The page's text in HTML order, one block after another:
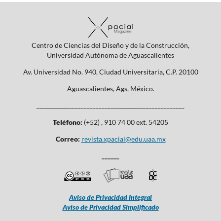
Centro de Ciencias del Diseño y de la Construcción,
Universidad Autónoma de Aguascalientes
Av. Universidad No. 940, Ciudad Universitaria, C.P. 20100
Aguascalientes, Ags, México.
Teléfono: (+52) , 910 74 00 ext. 54205
Correo: revista.xpacial@edu.uaa.mx
Aviso de Privacidad Integral
Aviso de Privacidad Simplificado